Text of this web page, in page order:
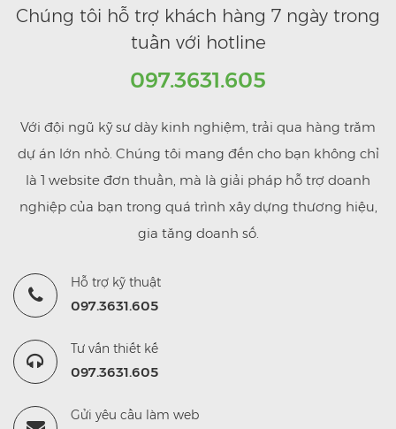
Chúng tôi hỗ trợ khách hàng 7 ngày trong
tuần với hotline
097.3631.605
Với đội ngũ kỹ sư dày kinh nghiệm, trải qua hàng trăm
dự án lớn nhỏ. Chúng tôi mang đến cho bạn không chỉ
là 1 website đơn thuần, mà là giải pháp hỗ trợ doanh
nghiệp của bạn trong quá trình xây dựng thương hiệu,
gia tăng doanh số.
Hỗ trợ kỹ thuật
097.3631.605
Tư vấn thiết kế
097.3631.605
Gửi yêu cầu làm web